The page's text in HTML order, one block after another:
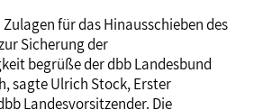
Zulagen für das Hinausschieben des
Sicherung der
begrüße der dbb Landesbund
sagte Ulrich Stock, Erster
Landesvorsitzender. Die